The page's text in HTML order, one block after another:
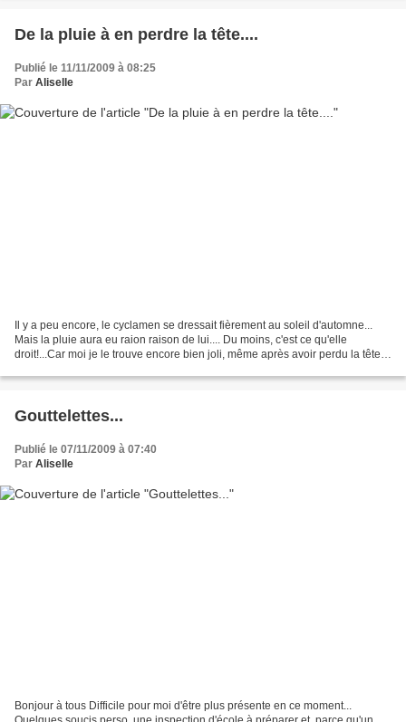
De la pluie à en perdre la tête....
Publié le 11/11/2009 à 08:25
Par Aliselle
Il y a peu encore, le cyclamen se dressait fièrement au soleil d'automne...
Mais la pluie aura eu raion raison de lui.... Du moins, c'est ce qu'elle
droit!...Car moi je le trouve encore bien joli, même après avoir perdu la tête
Gouttelettes...
Publié le 07/11/2009 à 07:40
Par Aliselle
Bonjour à tous Difficile pour moi d'être plus présente en ce moment...